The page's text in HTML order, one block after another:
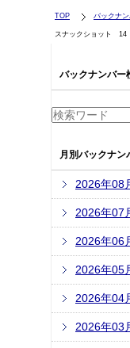
TOP バックナ
スナックショット 14
バックナンバー
月別バックナン
2026年08
2026年07
2026年06
2026年05
2026年04
2026年03